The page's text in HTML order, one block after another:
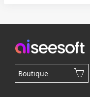
Boutique